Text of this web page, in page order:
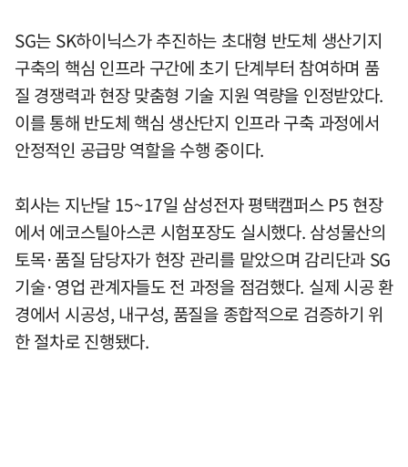
SG는 SK하이닉스가 추진하는 초대형 반도체 생산기지
구축의 핵심 인프라 구간에 초기 단계부터 참여하며 품
질 경쟁력과 현장 맞춤형 기술 지원 역량을 인정받았다.
이를 통해 반도체 핵심 생산단지 인프라 구축 과정에서
안정적인 공급망 역할을 수행 중이다.
회사는 지난달 15~17일 삼성전자 평택캠퍼스 P5 현장
에서 에코스틸아스콘 시험포장도 실시했다. 삼성물산의
토목·품질 담당자가 현장 관리를 맡았으며 감리단과 SG
기술·영업 관계자들도 전 과정을 점검했다. 실제 시공 환
경에서 시공성, 내구성, 품질을 종합적으로 검증하기 위
한 절차로 진행됐다.